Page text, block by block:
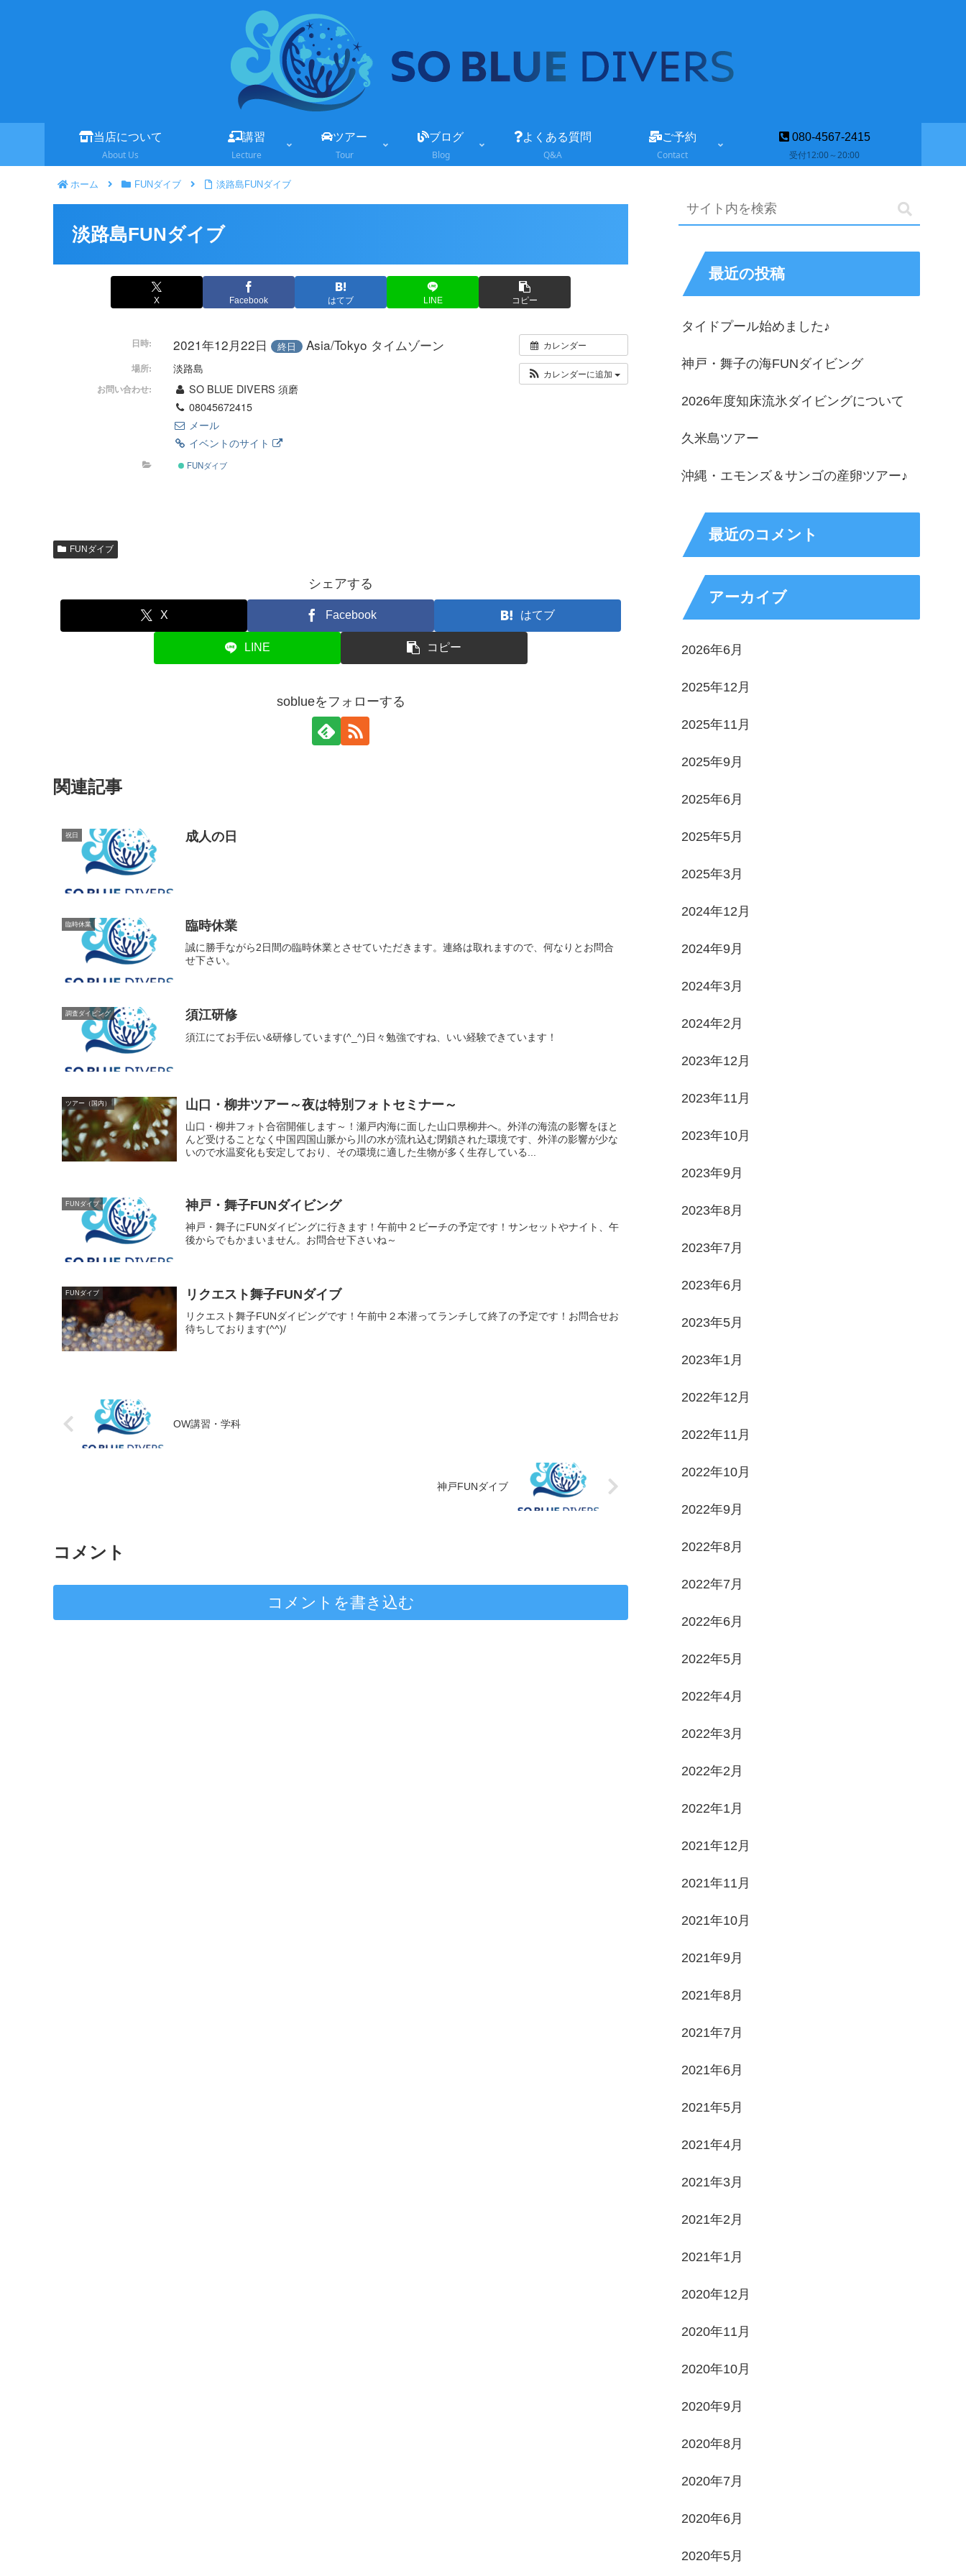
当店について
About Us
講習
Lecture
ツアー
Tour
ブログ
Blog
よくある質問
Q&A
ご予約
Contact
080-4567-2415
受付12:00～20:00
ホーム FUNダイブ 淡路島FUNダイブ
淡路島FUNダイブ
X Facebook はてブ LINE コピー
カレンダー
カレンダーに追加
日時: 2021年12月22日 終日 Asia/Tokyo タイムゾーン
場所: 淡路島
お問い合わせ:
SO BLUE DIVERS 須磨
08045672415
メール
イベントのサイト
FUNダイブ
FUNダイブ
シェアする
X Facebook はてブ
LINE コピー
soblueをフォローする
関連記事
祝日 成人の日
臨時休業 臨時休業
誠に勝手ながら2日間の臨時休業とさせていただきます。連絡は取れますので、何なりとお問合
せ下さい。
調査ダイビング 須江研修
須江にてお手伝い&研修しています(^_^)日々勉強ですね、いい経験できています！
ツアー（国内） 山口・柳井ツアー～夜は特別フォトセミナー～
山口・柳井フォト合宿開催します～！瀬戸内海に面した山口県柳井へ。外洋の海流の影響をほと
んど受けることなく中国四国山脈から川の水が流れ込む閉鎖された環境です、外洋の影響が少な
いので水温変化も安定しており、その環境に適した生物が多く生存している...
FUNダイブ 神戸・舞子FUNダイビング
神戸・舞子にFUNダイビングに行きます！午前中２ビーチの予定です！サンセットやナイト、午
後からでもかまいません。お問合せ下さいね～
FUNダイブ リクエスト舞子FUNダイブ
リクエスト舞子FUNダイビングです！午前中２本潜ってランチして終了の予定です！お問合せお
待ちしております(^^)/
OW講習・学科
神戸FUNダイブ
コメント
コメントを書き込む
最近の投稿
タイドプール始めました♪
神戸・舞子の海FUNダイビング
2026年度知床流氷ダイビングについて
久米島ツアー
沖縄・エモンズ＆サンゴの産卵ツアー♪
最近のコメント
アーカイブ
2026年6月
2025年12月
2025年11月
2025年9月
2025年6月
2025年5月
2025年3月
2024年12月
2024年9月
2024年3月
2024年2月
2023年12月
2023年11月
2023年10月
2023年9月
2023年8月
2023年7月
2023年6月
2023年5月
2023年1月
2022年12月
2022年11月
2022年10月
2022年9月
2022年8月
2022年7月
2022年6月
2022年5月
2022年4月
2022年3月
2022年2月
2022年1月
2021年12月
2021年11月
2021年10月
2021年9月
2021年8月
2021年7月
2021年6月
2021年5月
2021年4月
2021年3月
2021年2月
2021年1月
2020年12月
2020年11月
2020年10月
2020年9月
2020年8月
2020年7月
2020年6月
2020年5月